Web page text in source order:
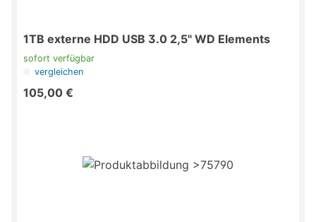
1TB externe HDD USB 3.0 2,5" WD Elements
sofort verfügbar
vergleichen
105,00 €